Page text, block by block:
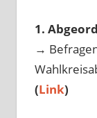
1.
→
(Link)